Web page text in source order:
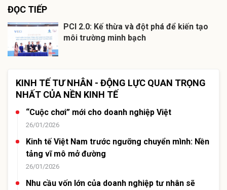
ĐỌC TIẾP
PCI 2.0: Kế thừa và đột phá để kiến tạo
môi trường minh bạch
KINH TẾ TƯ NHÂN - ĐỘNG LỰC QUAN TRỌNG
NHẤT CỦA NỀN KINH TẾ
“Cuộc chơi” mới cho doanh nghiệp Việt
26/01/2026
Kinh tế Việt Nam trước ngưỡng chuyển mình: Nền
tảng vĩ mô mở đường
26/01/2026
Nhu cầu vốn lớn của doanh nghiệp tư nhân sẽ